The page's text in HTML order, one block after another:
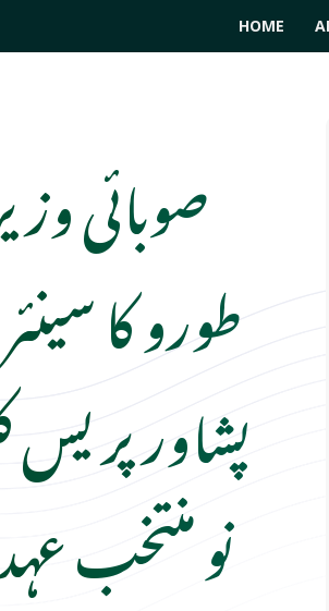
HOME
صوبائی
طورو کا
پشاور
نو منتخب